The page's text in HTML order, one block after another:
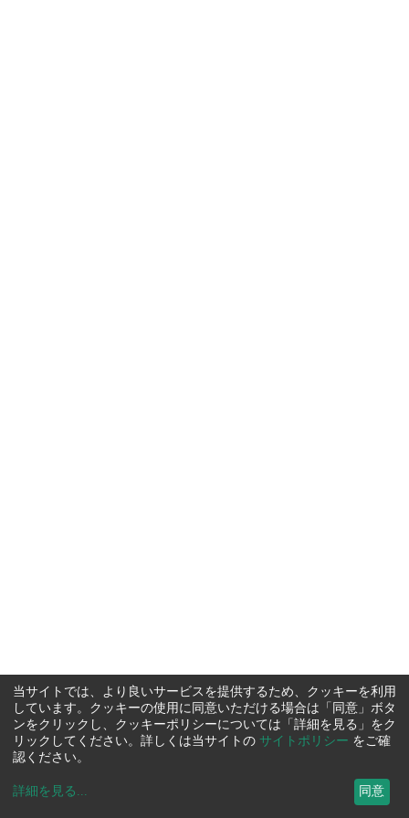
当サイトでは、より良いサービスを提供するため、クッキーを利用
しています。クッキーの使用に同意いただける場合は「同意」ボタ
ンをクリックし、クッキーポリシーについては「詳細を見る」をク
リックしてください。詳しくは当サイトの サイトポリシー をご確
認ください。
詳細を見る ... 同意